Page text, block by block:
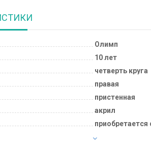
Олимп
10 лет
четверть круга
правая
пристенная
акрил
приобретается